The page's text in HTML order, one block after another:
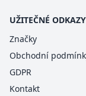
UŽITEČNÉ ODKAZY
Značky
Obchodní
GDPR
Kontakt